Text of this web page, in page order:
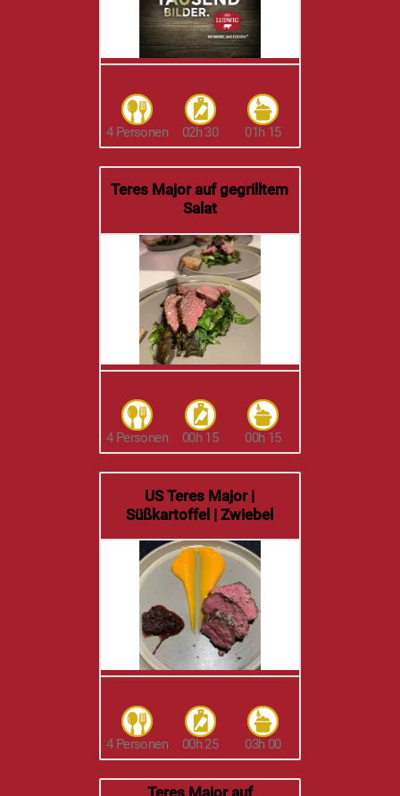
4 Personen 02h 30 01h 15
Teres Major auf gegrilltem
Salat
4 Personen 00h 15 00h 15
US Teres Major |
Süßkartoffel | Zwiebel
4 Personen 00h 25 03h 00
Teres Major auf